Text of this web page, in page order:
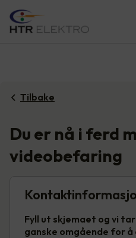
Tilbake
Du er nå i ferd
videobefaring
Fyll ut skjemaet og vi
ganske omgående for